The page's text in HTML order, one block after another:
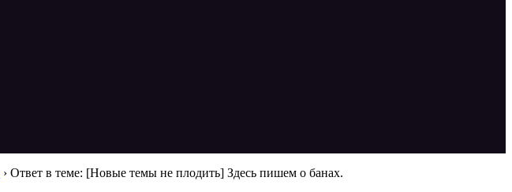
› Ответ в теме: [Новые темы не плодить] Здесь пишем о банах.